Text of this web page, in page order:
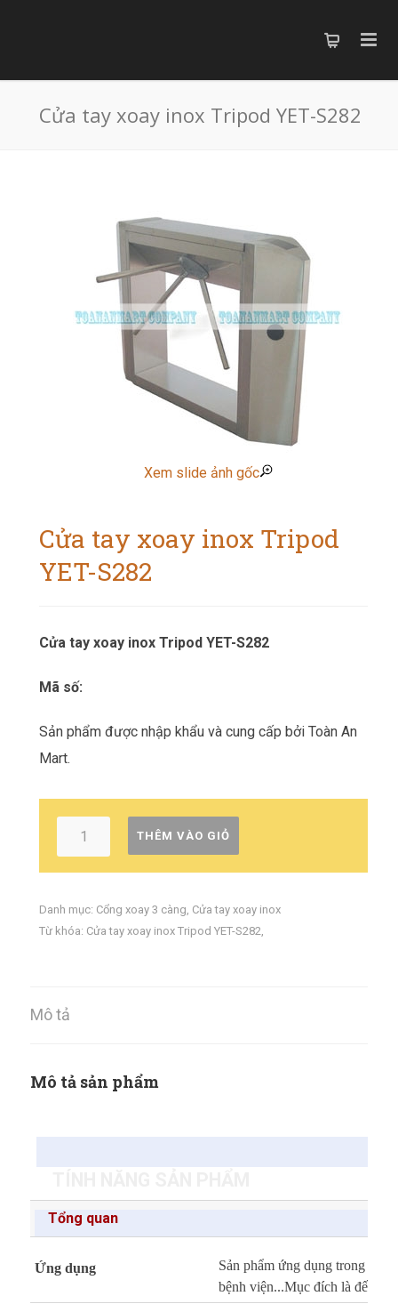
Cửa tay xoay inox Tripod YET-S282
Xem slide ảnh gốc
Cửa tay xoay inox Tripod
YET-S282
Cửa tay xoay inox Tripod YET-S282
Mã số:
Sản phẩm được nhập khẩu và cung cấp bởi Toàn An
Mart.
THÊM VÀO GIỎ
Danh mục: Cổng xoay 3 càng, Cửa tay xoay inox
Từ khóa: Cửa tay xoay inox Tripod YET-S282,
Mô tả
Mô tả sản phẩm
Tổng quan
Ứng dụng
Sản phẩm ứng dụng trong cơ
bệnh viện...Mục đích là đếm